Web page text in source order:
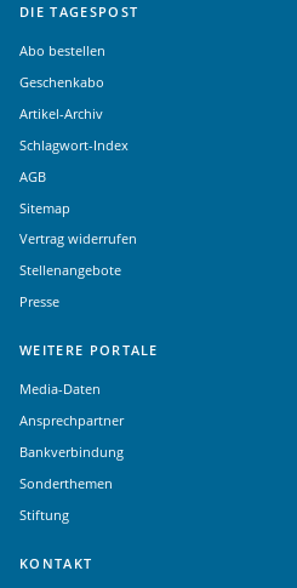
DIE TAGESPOST
Abo bestellen
Geschenkabo
Artikel-Archiv
Schlagwort-Index
AGB
Sitemap
Vertrag widerrufen
Stellenangebote
Presse
WEITERE PORTALE
Media-Daten
Ansprechpartner
Bankverbindung
Sonderthemen
Stiftung
KONTAKT